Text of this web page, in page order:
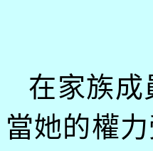
在家族成
當她的權